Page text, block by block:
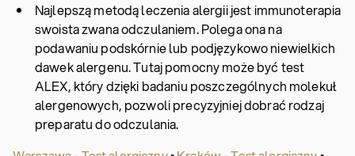
Najlepszą metodą leczenia alergii jest immunoterapia
swoista zwana odczulaniem. Polega ona na
podawaniu podskórnie lub podjęzykowo niewielkich
dawek alergenu. Tutaj pomocny może być test
ALEX, który dzięki badaniu poszczególnych molekuł
alergenowych, pozwoli precyzyjniej dobrać rodzaj
preparatu do odczulania.